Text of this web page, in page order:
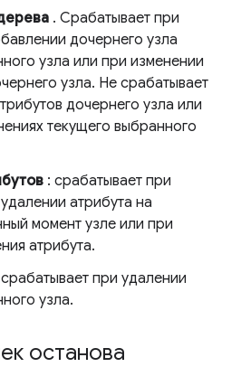
. Срабатывает при
дочернего узла
узла или при изменении
узла. Не срабатывает
дочернего узла или
текущего выбранного
: срабатывает при
атрибута на
момент узле или при
атрибута.
при удалении
узла.
останова